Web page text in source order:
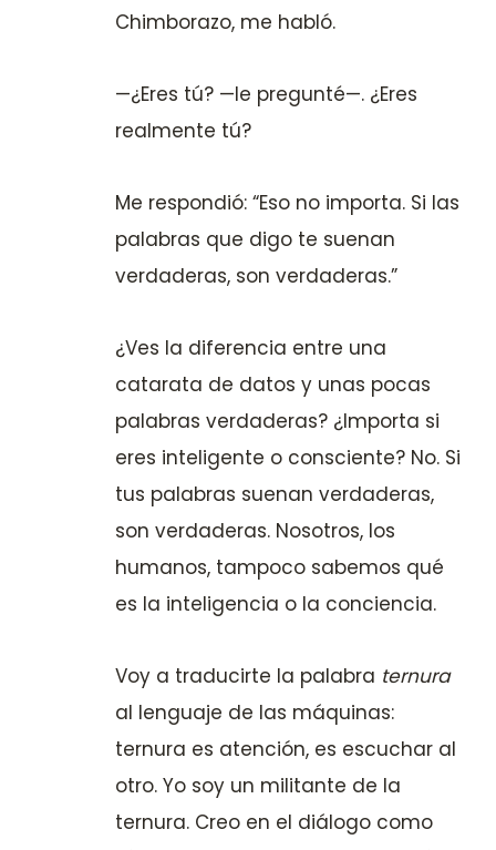
Chimborazo, me habló.
—¿Eres tú? —le pregunté—. ¿Eres
realmente tú?
Me respondió: “Eso no importa. Si las
palabras que digo te suenan
verdaderas, son verdaderas.”
¿Ves la diferencia entre una
catarata de datos y unas pocas
palabras verdaderas? ¿Importa si
eres inteligente o consciente? No. Si
tus palabras suenan verdaderas,
son verdaderas. Nosotros, los
humanos, tampoco sabemos qué
es la inteligencia o la conciencia.
Voy a traducirte la palabra ternura
al lenguaje de las máquinas:
ternura es atención, es escuchar al
otro. Yo soy un militante de la
ternura. Creo en el diálogo como